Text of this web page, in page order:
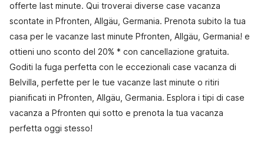
offerte last minute. Qui troverai diverse case vacanza
scontate in Pfronten, Allgäu, Germania. Prenota subito la tua
casa per le vacanze last minute Pfronten, Allgäu, Germania! e
ottieni uno sconto del 20% * con cancellazione gratuita.
Goditi la fuga perfetta con le eccezionali case vacanza di
Belvilla, perfette per le tue vacanze last minute o ritiri
pianificati in Pfronten, Allgäu, Germania. Esplora i tipi di case
vacanza a Pfronten qui sotto e prenota la tua vacanza
perfetta oggi stesso!